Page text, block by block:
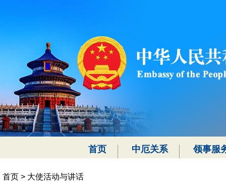
首页 中厄关系 领事服
首页 > 大使活动与讲话